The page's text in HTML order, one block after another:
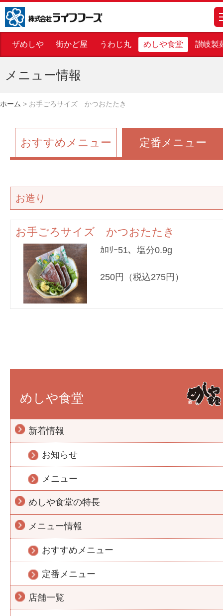
株式会社ライフフーズ
ザめしや 街かど屋 うわじ丸 めしや食堂 讃岐製
メニュー情報
ホーム > お手ごろサイズ かつおたたき
おすすめメニュー 定番メニュー
お造り
お手ごろサイズ かつおたたき
ｶﾛﾘｰ51、塩分0.9g
250円（税込275円）
めしや食堂
新着情報
お知らせ
メニュー
めしや食堂の特長
メニュー情報
おすすめメニュー
定番メニュー
店舗一覧